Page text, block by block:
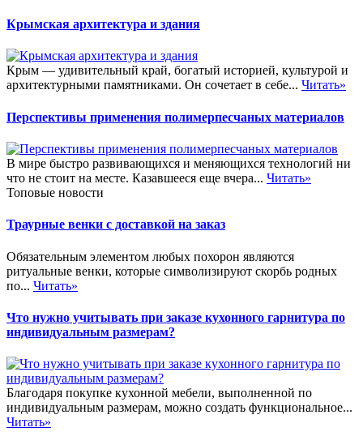
Крымская архитектура и здания
Крым — удивительный край, богатый историей, культурой и
архитектурными памятниками. Он сочетает в себе... Читать»
Перспективы применения полимерпесчаных материалов
В мире быстро развивающихся и меняющихся технологий ни
что не стоит на месте. Казавшееся еще вчера... Читать»
Топовые новости
Траурные венки с доставкой на заказ
Обязательным элементом любых похорон являются
ритуальные венки, которые символизируют скорбь родных
по... Читать»
Что нужно учитывать при заказе кухонного гарнитура по
индивидуальным размерам?
Благодаря покупке кухонной мебели, выполненной по
индивидуальным размерам, можно создать функциональное...
Читать»